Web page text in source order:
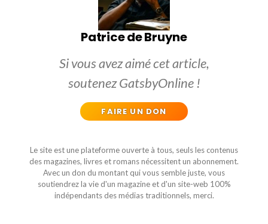
Patrice de Bruyne
Si vous avez aimé cet article,
soutenez GatsbyOnline !
FAIRE UN DON
Le site est une plateforme ouverte à tous, seuls les contenus
des magazines, livres et romans nécessitent un abonnement.
Avec un don du montant qui vous semble juste, vous
soutiendrez la vie d'un magazine et d'un site-web 100%
indépendants des médias traditionnels, merci.